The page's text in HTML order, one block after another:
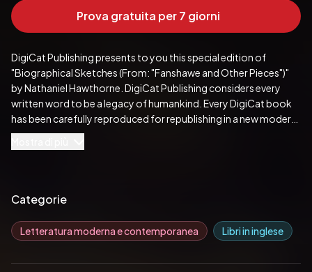
Prova gratuita per 7 giorni
DigiCat Publishing presents to you this special edition of
"Biographical Sketches (From: "Fanshawe and Other Pieces")"
by Nathaniel Hawthorne. DigiCat Publishing considers every
written word to be a legacy of humankind. Every DigiCat book
has been carefully reproduced for republishing in a new modern
format. The books are available in print, as well as ebooks.
DigiCat hopes you will treat this work with the acknowledgment
Categorie
Letteratura moderna e contemporanea Libri in inglese